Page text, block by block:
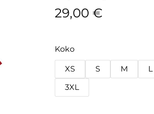
29,00 €
Koko
XS S M L
3XL